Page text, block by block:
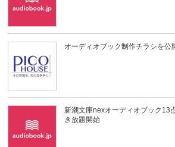
オーディオブック制作チラシを公
新潮文庫nexオーディオブック13
き放題開始